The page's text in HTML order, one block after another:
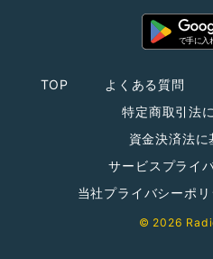
TOP よくある質問
特定商取引法
資金決済法
サービスプライ
当社プライバシーポリ
© 2026